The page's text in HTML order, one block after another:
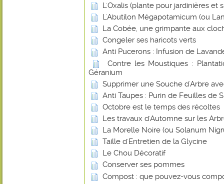
L'Oxalis (plante pour jardinières et
L'Abutilon Mégapotamicum (ou
La Cobée, une grimpante aux
Congeler ses haricots verts
Anti Pucerons : Infusion de
Contre les Moustiques :
Géranium
Supprimer une Souche d'Arbre
Anti Taupes : Purin de Feuilles de
Octobre est le temps des récoltes
Les travaux d'Automne sur les
La Morelle Noire (ou Solanum
Taille d'Entretien de la Glycine
Le Chou Décoratif
Conserver ses pommes
Compost : que pouvez-vous